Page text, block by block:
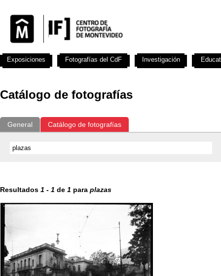
Catálogo de fotografías
General Catálogo de fotografías
Resultados 1 - 1 de 1 para plazas
Exposiciones Fotografías del CdF Investigación